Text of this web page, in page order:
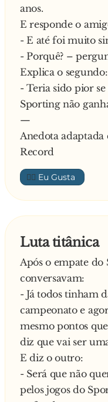
anos.
E responde o
- E até foi muito
- Porquê? –
Explica o segundo:
- Teria sido pior
Sporting não
—
Anedota
Record
👍🏼
Luta titânica
Após o empate do
conversavam:
- Já todos tinham
campeonato e
mesmo pontos
diz que vai ser
E diz o outro:
- Será que não
pelos jogos do